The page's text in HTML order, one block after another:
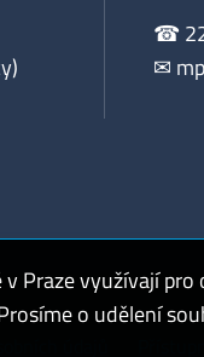
☎
✉
údajů
Praze využívají
o udělení